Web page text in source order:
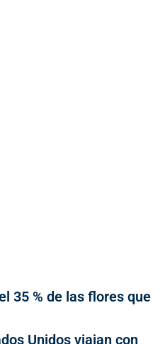
35 % de las flores que
Unidos viajan con